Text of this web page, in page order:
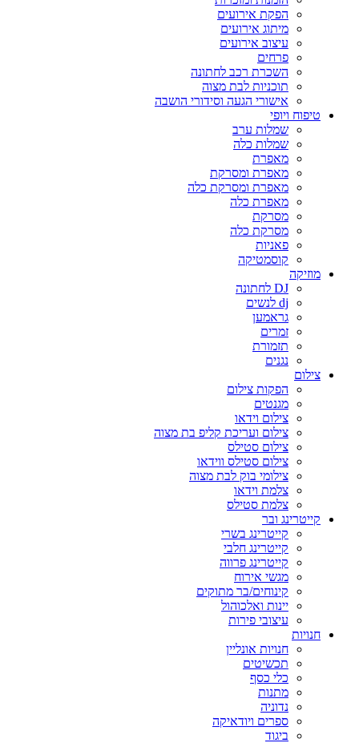
הפקת אירועים
מיתוג אירועים
עיצוב אירועים
פרחים
השכרת רכב לחתונה
תוכניות לבת מצוה
אישורי הגעה וסידורי הושבה
טיפוח ויופי
שמלות ערב
שמלות כלה
מאפרת
מאפרת ומסרקת
מאפרת ומסרקת כלה
מאפרת כלה
מסרקת
מסרקת כלה
פאניות
קוסמטיקה
מוזיקה
DJ לחתונה
dj לנשים
גראמען
זמרים
תזמורת
נגנים
צילום
הפקות צילום
מגנטים
צילום וידאו
צילום ועריכת קליפ בת מצוה
צילום סטילס
צילום סטילס ווידאו
צילומי בוק לבת מצוה
צלמת וידאו
צלמת סטילס
קייטרינג ובר
קייטרינג בשרי
קייטרינג חלבי
קייטרינג פרווה
מגשי אירוח
קינוחים/בר מתוקים
יינות ואלכוהול
עיצובי פירות
חנויות
חנויות אונליין
תכשיטים
כלי כסף
מתנות
נדוניה
ספרים ויודאיקה
ביגוד